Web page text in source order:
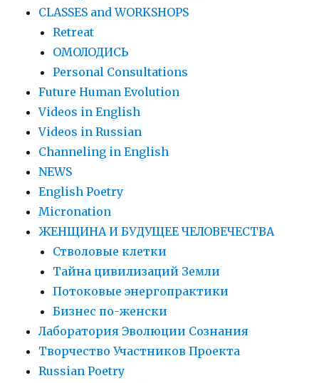
CLASSES and WORKSHOPS
Retreat
ОМОЛОДИСЬ
Personal Consultations
Future Human Evolution
Videos in English
Videos in Russian
Сhanneling in English
NEWS
English Poetry
Micronation
ЖЕНЩИНА И БУДУЩЕЕ ЧЕЛОВЕЧЕСТВА
Стволовые клетки
Тайна цивилизаций Земли
Потоковые энергопрактики
Бизнес по-женски
Лаборатория Эволюции Сознания
Творчество Участников Проекта
Russian Poetry